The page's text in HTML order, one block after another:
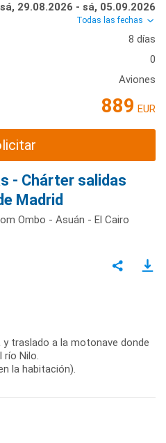
sá, 29.08.2026 - sá, 05.09.2026
Todas las fechas
8 días
0
Aviones
889 EUR
- Chárter salidas
Madrid
Ombo - Asuán - El Cairo
traslado a la motonave donde
Nilo.
la habitación).